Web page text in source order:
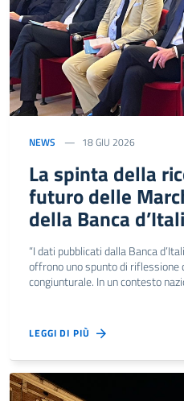
NEWS 18 GIU 2026
La spinta della
futuro delle
della Banca
“I dati pubblicati dalla Banca
offrono uno spunto di riflessione
congiunturale. In un contesto
LEGGI DI PIÙ